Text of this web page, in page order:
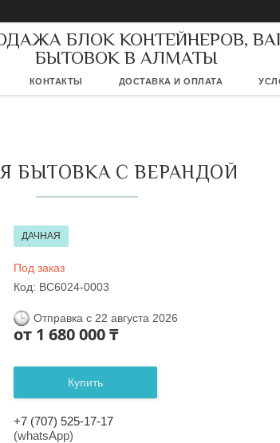
БЛОК КОНТЕЙНЕРОВ,
БЫТОВОК В АЛМАТЫ
КОНТАКТЫ ДОСТАВКА И ОПЛАТА
БЫТОВКА С ВЕРАНДОЙ
ДАЧНАЯ
Под заказ
Код: BC6024-0003
Отправка с 22 августа 2026
от 1 680 000 ₸
Купить
+7 (707) 525-17-17
(whatsApp)